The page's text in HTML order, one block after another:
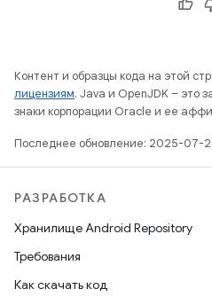
Контент и образцы кода на этой
лицензиям. Java и OpenJDK – это
знаки корпорации Oracle и ее
Последнее обновление: 2025-07-
РАЗРАБОТКА
Хранилище Android Repository
Требования
Как скачать код